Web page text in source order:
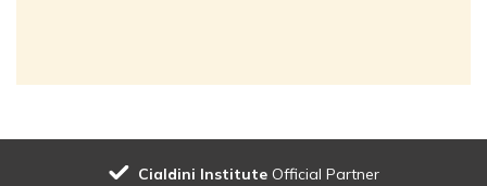
Cialdini Institute Official Partner